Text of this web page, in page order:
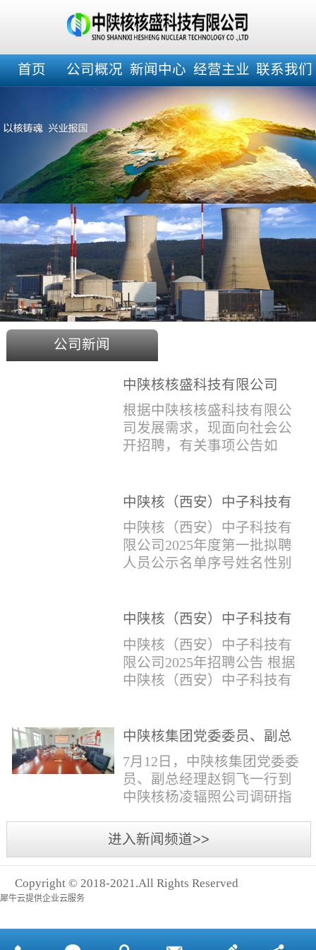
首页 公司概况 新闻中心 经营主业 联系我们
公司新闻
中陕核核盛科技有限公司
2025年度招聘公告
根据中陕核核盛科技有限公
司发展需求，现面向社会公
开招聘，有关事项公告如
会招聘：面向社会招聘，同
等条件下集团内部员工优
先。（2）应届生招聘：国家
计划内统一招收的全日制院
校应届毕业生，重点院校应
登记表》(见附件2）并如实
填写。并将《应聘人员登记
表》和本人学历学位证书和
相关证件扫描件发送至报名
中陕核（西安）中子科技有
限公司2025年度第一批拟聘
人员公示名单
中陕核（西安）中子科技有
限公司2025年度第一批拟聘
人员公示名单序号姓名性别
本科西安石油大学测控技术
月本科西安石油大学通信工
程社招3王小明男1981年11月
本科西安石油大学测控技术
子工程社招5何晔女1979年10
月本科西安财经学院工商管
理社招6张柳怡女1998...
中陕核（西安）中子科技有
限公司2025年招聘公告
中陕核（西安）中子科技有
限公司2025年招聘公告 根据
中陕核（西安）中子科技有
如下：一、招聘岗位及人数
见附件1二、招聘范围（1）
社会招聘：面向社会招聘。
（2）应届生招聘：国家计划
内统一招收的全日制院校应
届毕业生，重点院校应届毕
业生优先；回国一年内取得
国家教育部出具的学历（学
三、招聘流程（一）个人报
中陕核集团党委委员、副总
经理赵铜飞一行到中陕核杨
凌辐照公司调研指导工作
7月12日，中陕核集团党委委
员、副总经理赵铜飞一行到
中陕核杨凌辐照公司调研指
息部部长赵磊，中陕核核盛
公司执行董事张鹏，核盛公
执行董事李奎等陪同调研。
进入新闻频道>>
Copyright © 2018-2021.All Rights Reserved
犀牛云提供企业云服务